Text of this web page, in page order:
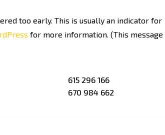
too early. This is usually an indicator for
for more information. (This message
615 296 166
670 984 662